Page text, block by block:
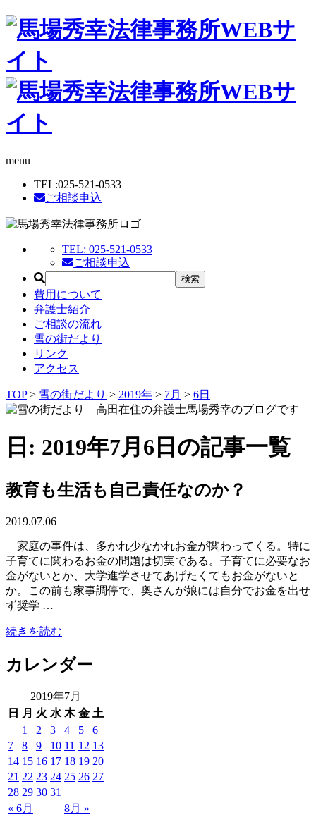
menu
TEL:025-521-0533
ご相談申込
TEL: 025-521-0533
ご相談申込
費用について
弁護士紹介
ご相談の流れ
雪の街だより
リンク
アクセス
TOP> 雪の街だより > 2019年 > 7月 > 6日
日: 2019年7月6日の記事一覧
教育も生活も自己責任なのか？
2019.07.06
家庭の事件は、多かれ少なかれお金が関わってくる。特に
子育てに関わるお金の問題は切実である。子育てに必要なお
金がないとか、大学進学させてあげたくてもお金がないと
か。この前も家事調停で、奥さんが娘には自分でお金を出せ
ず奨学 …
続きを読む
カレンダー
2019年7月
日 月 火 水 木 金 土
« 6月 8月 »
1 2 3 4 5
6
7
8 9 10 11 12 13
14 15 16 17 18 19 20
21 22 23 24 25 26 27
28 29 30 31